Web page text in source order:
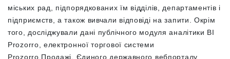
міських рад, підпорядкованих їм відділів, департаментів і
підприємств, а також вивчали відповіді на запити. Окрім
того, досліджували дані публічного модуля аналітики BI
Prozorro, електронної торгової системи
Prozorro.Продажі, Єдиного державного вебпорталу